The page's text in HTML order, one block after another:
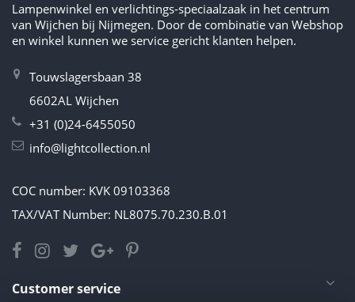
Lampenwinkel en verlichtings-speciaalzaak in het centrum
van Wijchen bij Nijmegen. Door de combinatie van Webshop
en winkel kunnen we service gericht klanten helpen.
Touwslagersbaan 38
6602AL Wijchen
+31 (0)24-6455050
info@lightcollection.nl
COC number: KVK 09103368
TAX/VAT Number: NL8075.70.230.B.01
Customer service